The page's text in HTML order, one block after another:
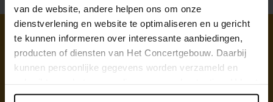
van de website, andere helpen ons om onze
dienstverlening en website te optimaliseren en u gericht
te kunnen informeren over interessante aanbiedingen,
producten of diensten van Het Concertgebouw. Daarbij
kunnen persoonlijke gegevens worden verzameld en
onder 'aanpassen' zelf welke cookies wij mogen
Ontdek meer